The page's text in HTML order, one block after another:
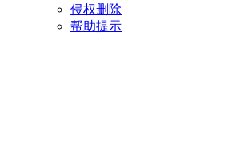
侵权删除
帮助提示